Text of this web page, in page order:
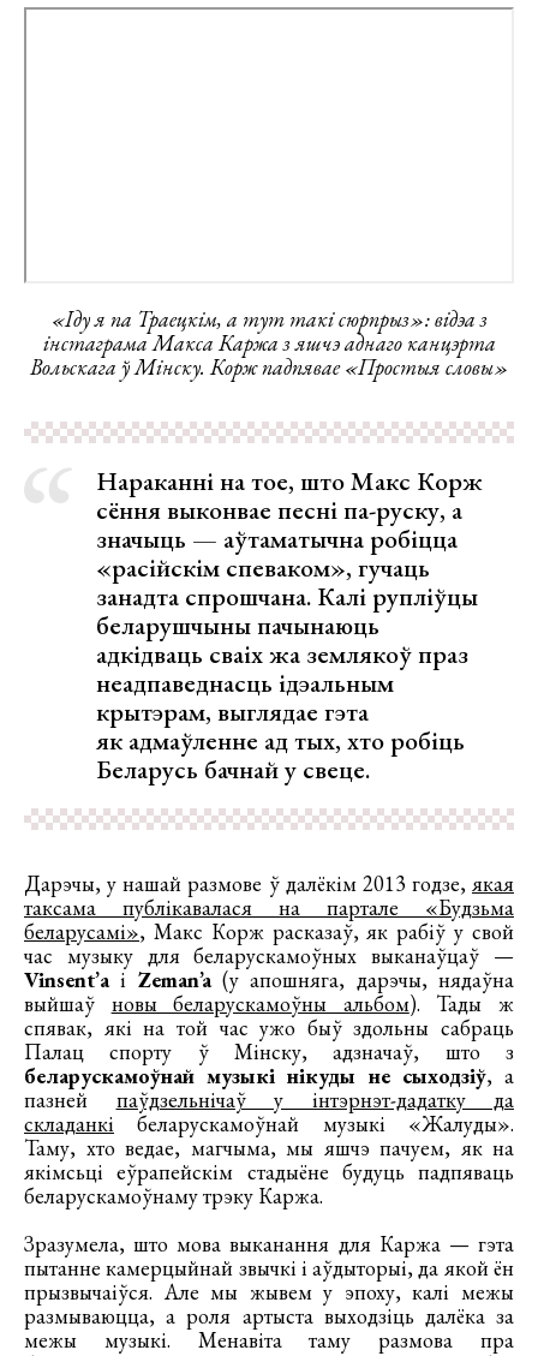
«Іду я па Траецкім, а тут такі сюрпрыз»: відэа з
інстаграма Макса Каржа з яшчэ аднаго канцэрта
Вольскага ў Мінску. Корж падпявае «Простыя словы»
Нараканні на тое, што Макс Корж
сёння выконвае песні па-руску, а
значыць — аўтаматычна робіцца
«расійскім спеваком», гучаць
занадта спрошчана. Калі рупліўцы
беларушчыны пачынаюць
адкідваць сваіх жа землякоў праз
неадпаведнасць ідэальным
крытэрам, выглядае гэта
як адмаўленне ад тых, хто робіць
Беларусь бачнай у свеце.
Дарэчы, у нашай размове ў далёкім 2013 годзе, якая
таксама публікавалася на партале «Будзьма
беларусамі», Макс Корж расказаў, як рабіў у свой
час музыку для беларускамоўных выканаўцаў —
Vinsent’аі Zeman’a(у апошняга, дарэчы, нядаўна
выйшаў новы беларускамоўны альбом). Тады ж
спявак, які на той час ужо быў здольны сабраць
Палац спорту ў Мінску, адзначаў, што з
беларускамоўнай музыкі нікуды не сыходзіў, а
пазней паўдзельнічаў у інтэрнэт-дадатку да
складанкі беларускамоўнай музыкі «Жалуды».
Таму, хто ведае, магчыма, мы яшчэ пачуем, як на
якімсьці еўрапейскім стадыёне будуць падпяваць
беларускамоўнаму трэку Каржа.
Зразумела, што мова выканання для Каржа — гэта
пытанне камерцыйнай звычкі і аўдыторыі, да якой ён
прызвычаіўся. Але мы жывем у эпоху, калі межы
размываюцца, а роля артыста выходзіць далёка за
межы музыкі. Менавіта таму размова пра